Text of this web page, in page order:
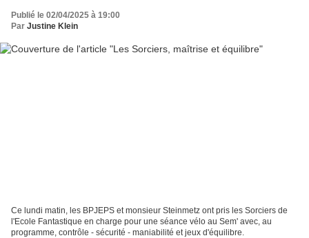
Publié le 02/04/2025 à 19:00
Par Justine Klein
Ce lundi matin, les BPJEPS et monsieur Steinmetz ont pris les Sorciers de
l'Ecole Fantastique en charge pour une séance vélo au Sem' avec, au
programme, contrôle - sécurité - maniabilité et jeux d'équilibre.